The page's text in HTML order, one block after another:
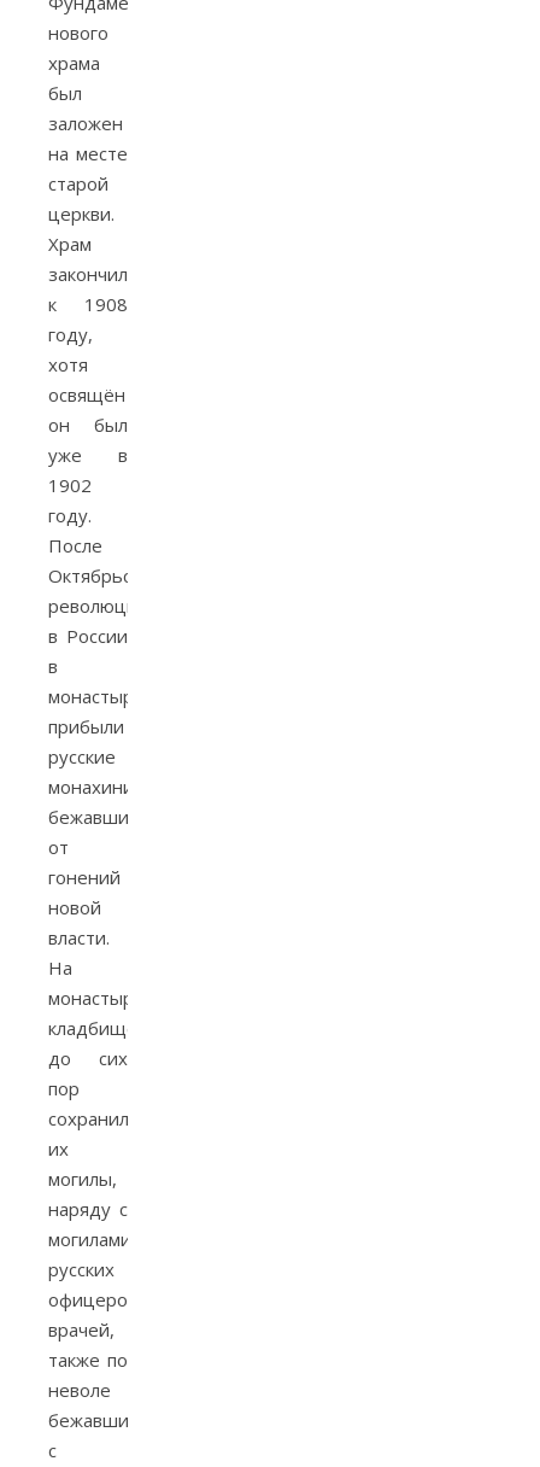
нового
храма
был
заложен
на месте
старой
церкви.
Храм
закончили
к 1908
году,
хотя
освящён
он был
уже в
1902
году.
После
Октябрьской
революции
в России
в
монастырь
прибыли
русские
монахини,
бежавшие
от
гонений
новой
власти.
На
монастырском
кладбище
до сих
пор
сохранились
их
могилы,
наряду с
могилами
русских
офицеров,
врачей,
также по
неволе
бежавших
с